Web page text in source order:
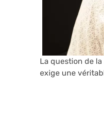
La question de
exige une